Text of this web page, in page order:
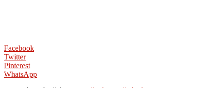
Facebook
Twitter
Pinterest
WhatsApp